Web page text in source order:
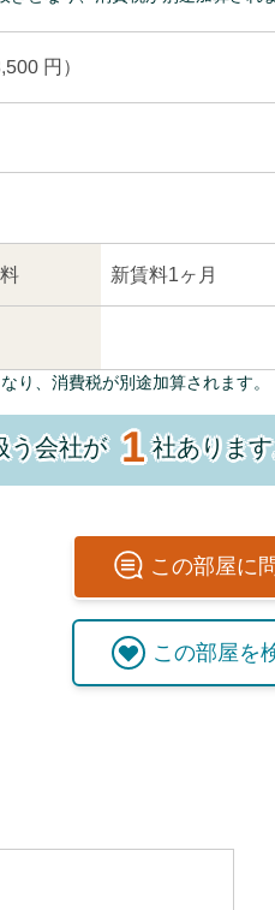
円）
新賃料1ヶ月
り、消費税が別途加算されます。
う会社が1社あります
この部屋に
この部屋を